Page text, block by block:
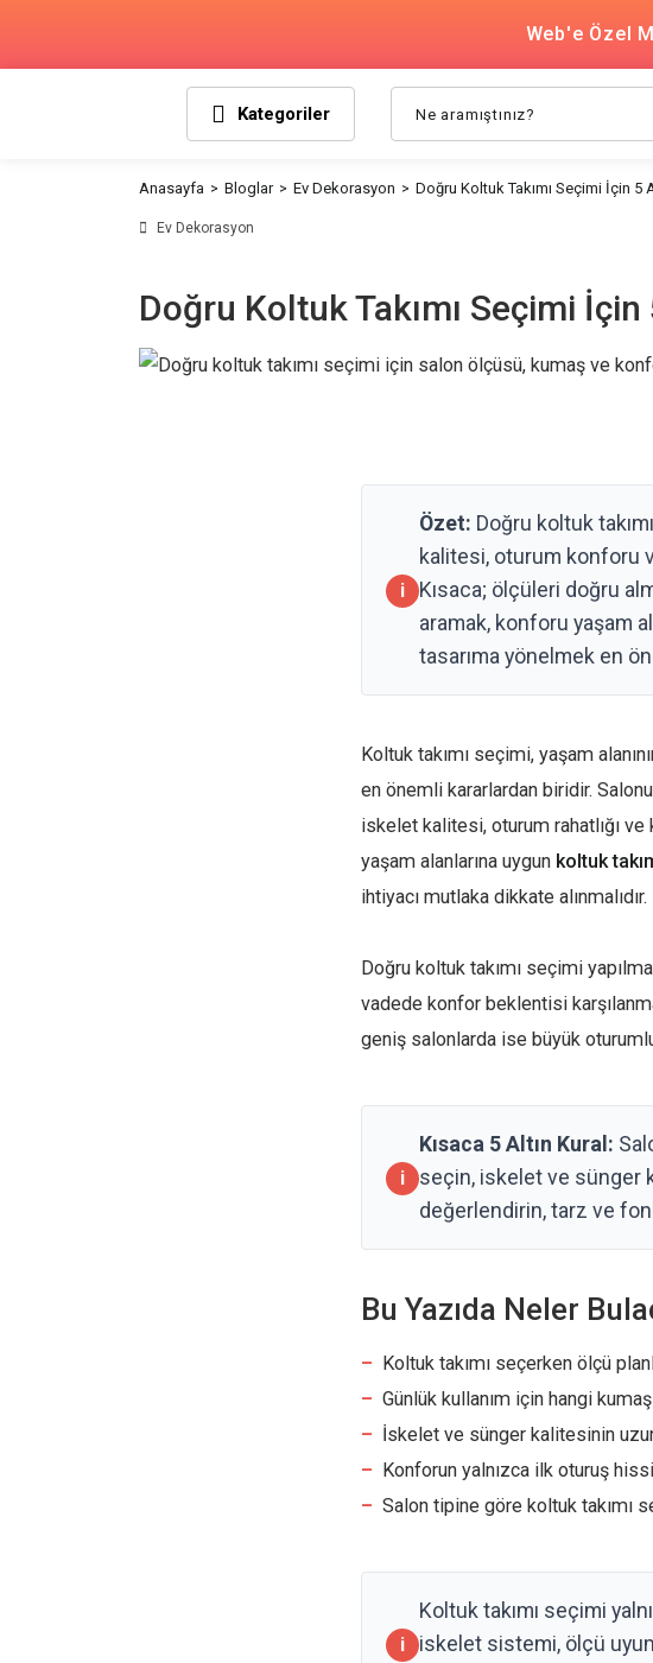
Web'e Özel
Kategoriler
Anasayfa Bloglar Ev Dekorasyon Doğru Koltuk Takımı Seçimi İçin 5
Ev Dekorasyon
Doğru Koltuk Takımı Seçimi İçin
Özet: Doğru koltuk
kalitesi, oturum konforu
Kısaca; ölçüleri doğru
aramak, konforu yaşam
tasarıma yönelmek en
Koltuk takımı seçimi, yaşam
en önemli kararlardan biridir.
iskelet kalitesi, oturum rahatlığı ve
yaşam alanlarına uygun koltuk
ihtiyacı mutlaka dikkate alınmalıdır.
Doğru koltuk takımı seçimi
vadede konfor beklentisi
geniş salonlarda ise büyük
Kısaca 5 Altın Kural:
seçin, iskelet ve sünger
değerlendirin, tarz ve
Bu Yazıda Neler
Koltuk takımı seçerken ölçü
Günlük kullanım için hangi
İskelet ve sünger kalitesinin
Konforun yalnızca ilk oturuş
Salon tipine göre koltuk takımı
Koltuk takımı seçimi
iskelet sistemi, ölçü